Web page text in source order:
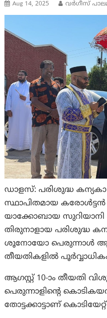
Aug 14, 2025 വര്‍ഗീസ്
ഡാളസ്: പരിശുദ്ധ കന്യകാ
സ്ഥാപിതമായ കരോള്‍ട്ടന്‍
യാക്കോബായ സുറിയാനി
തിരുനാളായ പരിശുദ്ധ
ശൂനോയോ പെരുന്നാള്‍
തീയതികളില്‍
ആഗസ്റ്റ് 10-ാം തീയതി
പെരുന്നാളിന്‍റെ
തോട്ടക്കാട്ടാണ്